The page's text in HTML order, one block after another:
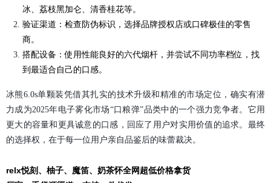
冰、荔枝黑加仑、清香桂花等。
验证渠道：检查防伪标识，选择品牌授权店或口碑极佳的零售
商。
搭配设备：使用性能良好的六代烟杆，并尝试不同功率档位，找
到最适合自己的口感。
冰熊6.0s单颗装凭借其扎实的技术升级和精准的市场定位，确实有潜
力成为2025年电子雾化市场“口粮弹”品类中的一个强力竞争者。它用
更大的容量和更具诚意的口感，回应了用户对实用价值的追求。最终
的选择权，在于每一位用户亲自品鉴后的味蕾裁决。
relx悦刻、柚子、魔笛、奶茶怀全网超低价格拿货